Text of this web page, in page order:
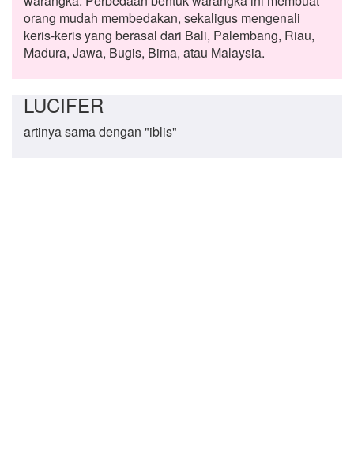
orang mudah membedakan, sekaligus mengenali
keris-keris yang berasal dari Bali, Palembang, Riau,
Madura, Jawa, Bugis, Bima, atau Malaysia.
LUCIFER
artinya sama dengan "iblis"